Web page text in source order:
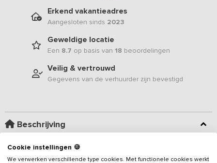
Erkend vakantieadres
Aangesloten sinds 2023
Geweldige locatie
Een 8.7 op basis van 18 beoordelingen
Veilig & vertrouwd
Gegevens van de verhuurder zijn bevestigd
Beschrijving
Net over de Belgische grens staat in het fraaie landschap deze
comfortabele villa. Hetvakantieadresis ideaal voor
Cookie instellingen 🍪
We verwerken verschillende type cookies. Met functionele cookies werkt